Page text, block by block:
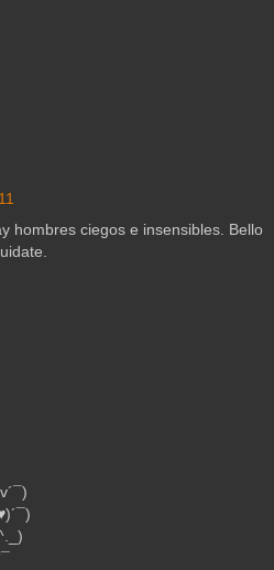
hombres ciegos e insensibles. Bello